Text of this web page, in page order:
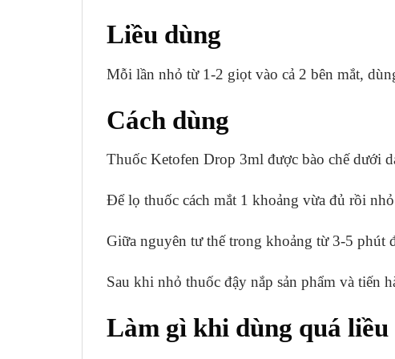
Liều dùng
Mỗi lần nhỏ từ 1-2 giọt vào cả 2 bên mắt,
Cách dùng
Thuốc Ketofen Drop 3ml được bào chế dưới
Để lọ thuốc cách mắt 1 khoảng vừa đủ rồi
Giữa nguyên tư thế trong khoảng từ 3-5 phút
Sau khi nhỏ thuốc đậy nắp sản phẩm và tiến
Làm gì khi dùng quá liều